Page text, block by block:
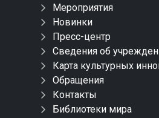
Мероприятия
Новинки
Пресс-центр
Сведения об
Карта культурных
Обращения
Контакты
Библиотеки мира